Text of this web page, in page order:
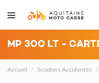
MP 300 LT -
Accueil Scooters Accidentés